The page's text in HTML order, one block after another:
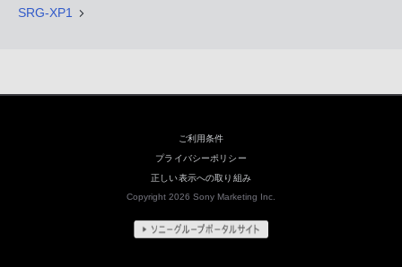
SRG-XP1
ご利用条件
プライバシーポリシー
正しい表示への取り組み
Copyright 2026 Sony Marketing Inc.